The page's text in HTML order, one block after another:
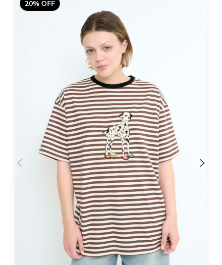
20% OFF